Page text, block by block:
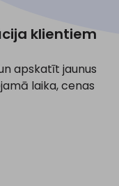
klientiem
apskatīt jaunus
laika, cenas